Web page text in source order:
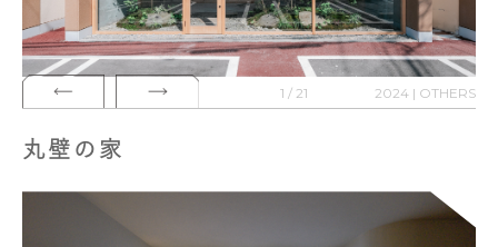
1 / 21 2024 | OTHERS
丸壁の家